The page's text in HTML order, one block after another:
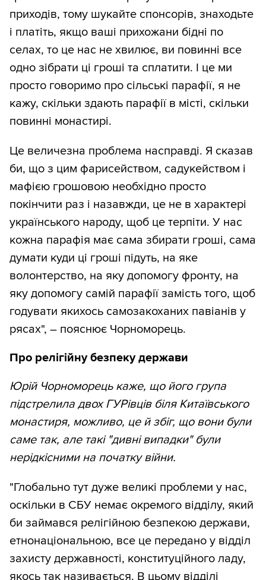
приходів, тому шукайте спонсорів, знаходьте
і платіть, якщо ваші прихожани бідні по
селах, то це нас не хвилює, ви повинні все
одно зібрати ці гроші та сплатити. І це ми
просто говоримо про сільські парафії, я не
кажу, скільки здають парафії в місті, скільки
повинні монастирі.
Це величезна проблема насправді. Я сказав
би, що з цим фарисейством, садукейством і
мафією грошовою необхідно просто
покінчити раз і назавжди, це не в характері
українського народу, щоб це терпіти. У нас
кожна парафія має сама збирати гроші, сама
думати куди ці гроші підуть, на яке
волонтерство, на яку допомогу фронту, на
яку допомогу самій парафії замість того, щоб
годувати якихось самозакоханих павіанів у
рясах", – пояснює Чорноморець.
Про релігійну безпеку держави
Юрій Чорноморець каже, що його група
підстрелила двох ГУРівців біля Китаївського
монастиря, можливо, це й збіг, що вони були
саме так, але такі "дивні випадки" були
нерідкісними на початку війни.
"Глобально тут дуже великі проблеми у нас,
оскільки в СБУ немає окремого відділу, який
би займався релігійною безпекою держави,
етнонаціональною, все це передано у відділ
захисту державності, конституційного ладу,
якось так називається. В цьому відділі